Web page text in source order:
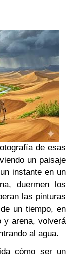
de esas
un paisaje
instante en un
duermen los
las pinturas
un tiempo, en
y arena, volverá
al agua.
cómo ser un